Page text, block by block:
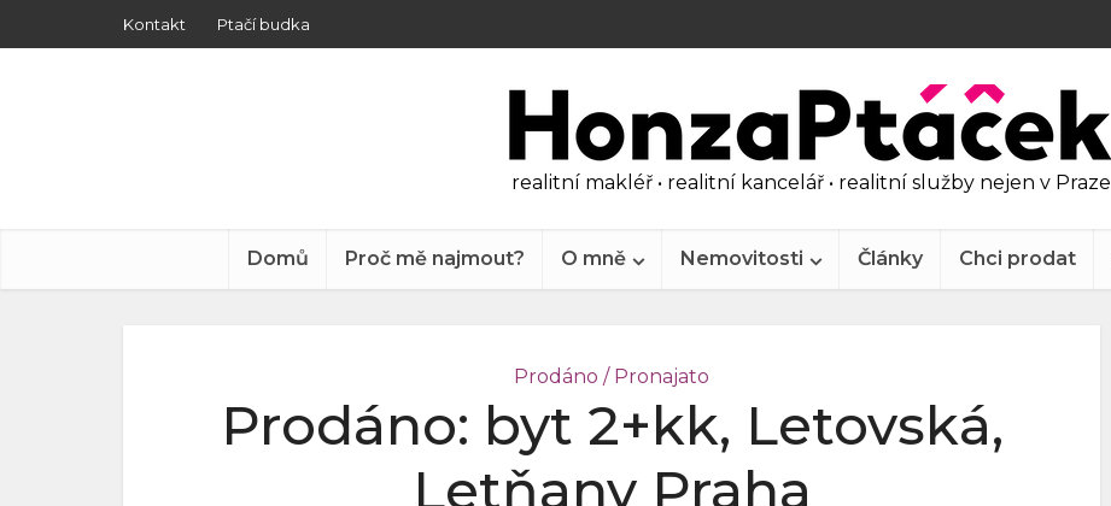
Kontakt Ptačí budka
realitní makléř • realitní kancelář • realitní služby nejen v Praze
Domů Proč mě najmout? O mně Nemovitosti Články Chci prodat
Prodáno / Pronajato
Prodáno: byt 2+kk, Letovská,
Letňany Praha